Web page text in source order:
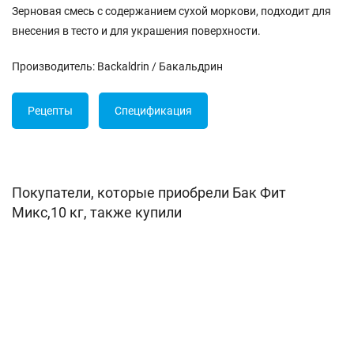
Зерновая смесь с содержанием сухой моркови, подходит для
внесения в тесто и для украшения поверхности.
Производитель: Backaldrin / Бакальдрин
Рецепты Спецификация
Покупатели, которые приобрели Бак Фит
Микс,10 кг, также купили